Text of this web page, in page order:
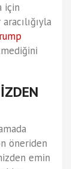
için
öneriden
emin